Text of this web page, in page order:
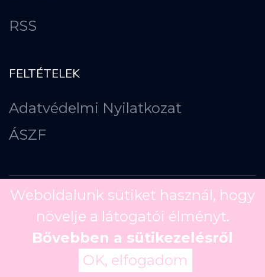
RSS
FELTÉTELEK
Adatvédelmi Nyilatkozat
ÁSZF
Copyright © 2026
Weboldalunk sütiket használ, hogy
növelje a látogatói élményt.
Bővebben a sütikezelésről
OK, elfogadom